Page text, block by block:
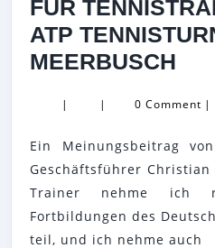
FÜR
ATP
MEERBUSCH
FÜR
| | 0 Comment |
Ein Meinungsbeitrag
Geschäftsführer Christian
Trainer nehme ich
Fortbildungen des
teil, und ich nehme auch